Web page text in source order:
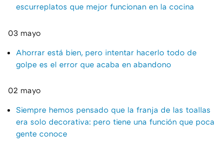
escurreplatos que mejor funcionan en la cocina
03 mayo
Ahorrar está bien, pero intentar hacerlo todo de
golpe es el error que acaba en abandono
02 mayo
Siempre hemos pensado que la franja de las toallas
era solo decorativa: pero tiene una función que poca
gente conoce